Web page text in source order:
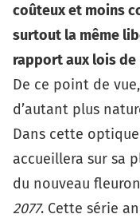
coûteux et moins
surtout la même
rapport aux lois
De ce point de
d’autant plus
Dans cette
accueillera sur sa
du nouveau
2077. Cette série